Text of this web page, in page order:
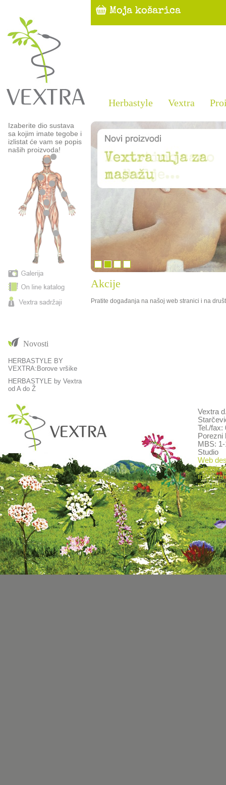
Herbastyle Vextra
Izaberite dio sustava
sa kojim imate tegobe i
izlistat će vam se popis
naših proizvoda!
Novosti
HERBASTYLE BY
VEXTRA:Borove vršike
HERBASTYLE by Vextra
od A do Ž
Akcije
Pratite događanja na našoj web stranici i na
Vextra
Tel./fax:
Porezni
MBS:
Studio
Web
sva